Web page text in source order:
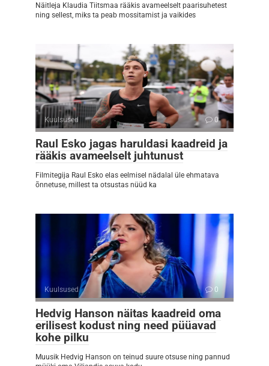
Näitleja Klaudia Tiitsmaa rääkis avameelselt paarisuhetest
ning sellest, miks ta peab mossitamist ja vaikides
Kuulsused 0
Raul Esko jagas haruldasi kaadreid ja
rääkis avameelselt juhtunust
Filmitegija Raul Esko elas eelmisel nädalal üle ehmatava
õnnetuse, millest ta otsustas nüüd ka
Kuulsused 0
Hedvig Hanson näitas kaadreid oma
erilisest kodust ning need püüavad
kohe pilku
Muusik Hedvig Hanson on teinud suure otsuse ning pannud